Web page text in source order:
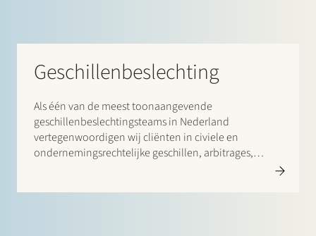
Geschillenbeslechting
Als één van de meest toonaangevende
geschillenbeslechtingsteams in Nederland
vertegenwoordigen wij cliënten in civiele en
ondernemingsrechtelijke geschillen, arbitrages,